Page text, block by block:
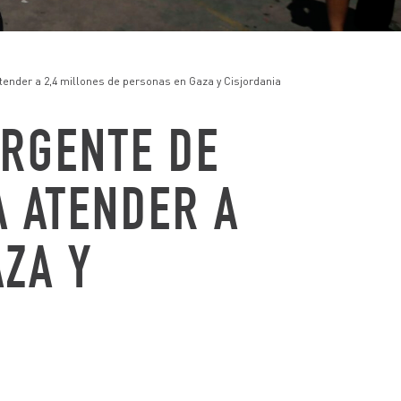
a 2,4 millones de personas en Gaza y Cisjordania
DE
A
Y
DE